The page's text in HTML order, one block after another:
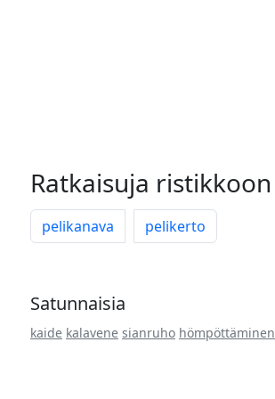
Ratkaisuja ristikkoon
pelikanava pelikerto
Satunnaisia
kaide kalavene sianruho hömpöttäminen